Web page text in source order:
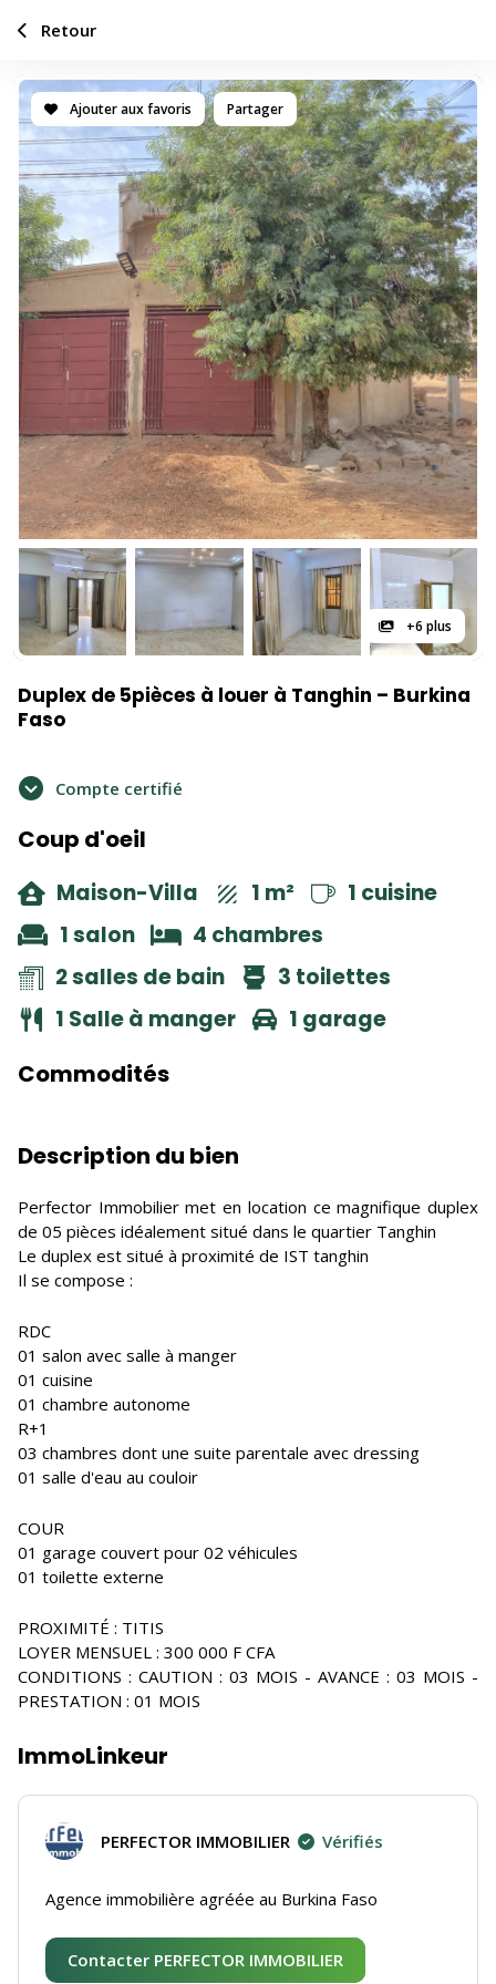
Ajouter aux favoris Partager
+6 plus
Duplex de 5pièces à louer à Tanghin – Burkina
Faso
Compte certifié
Coup d'oeil
Maison-Villa 1 m²
1 cuisine
1 salon
4 chambres
2 salles de bain
3 toilettes
1 Salle à manger
1 garage
Commodités
Description du bien
Perfector Immobilier met en location ce magnifique duplex
de 05 pièces idéalement situé dans le quartier Tanghin
Le duplex est situé à proximité de IST tanghin
Il se compose :
RDC
01 salon avec salle à manger
01 cuisine
01 chambre autonome
R+1
03 chambres dont une suite parentale avec dressing
01 salle d'eau au couloir
COUR
01 garage couvert pour 02 véhicules
01 toilette externe
PROXIMITÉ : TITIS
LOYER MENSUEL : 300 000 F CFA
CONDITIONS : CAUTION : 03 MOIS - AVANCE : 03 MOIS -
PRESTATION : 01 MOIS
ImmoLinkeur
PERFECTOR IMMOBILIER Vérifiés
Agence immobilière agréée au Burkina Faso
Contacter PERFECTOR IMMOBILIER
Retour